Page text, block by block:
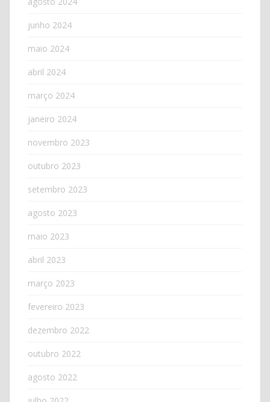
junho 2024
maio 2024
abril 2024
março 2024
janeiro 2024
novembro 2023
outubro 2023
setembro 2023
agosto 2023
maio 2023
abril 2023
março 2023
fevereiro 2023
dezembro 2022
outubro 2022
agosto 2022